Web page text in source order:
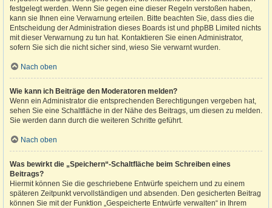
festgelegt werden. Wenn Sie gegen eine dieser Regeln verstoßen haben,
kann sie Ihnen eine Verwarnung erteilen. Bitte beachten Sie, dass dies die
Entscheidung der Administration dieses Boards ist und phpBB Limited nichts
mit dieser Verwarnung zu tun hat. Kontaktieren Sie einen Administrator,
sofern Sie sich die nicht sicher sind, wieso Sie verwarnt wurden.
Nach oben
Wie kann ich Beiträge den Moderatoren melden?
Wenn ein Administrator die entsprechenden Berechtigungen vergeben hat,
sehen Sie eine Schaltfläche in der Nähe des Beitrags, um diesen zu melden.
Sie werden dann durch die weiteren Schritte geführt.
Nach oben
Was bewirkt die „Speichern“-Schaltfläche beim Schreiben eines
Beitrags?
Hiermit können Sie die geschriebene Entwürfe speichern und zu einem
späteren Zeitpunkt vervollständigen und absenden. Den gesicherten Beitrag
können Sie mit der Funktion „Gespeicherte Entwürfe verwalten“ in Ihrem